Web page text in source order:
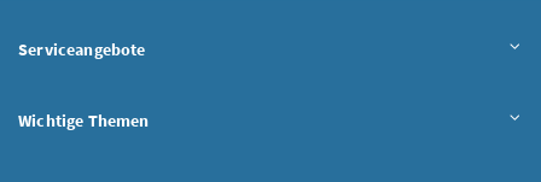
Serviceangebote
Wichtige Themen